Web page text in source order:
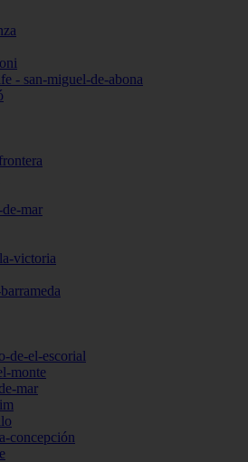
- san-miguel-de-abona
mar
victoria
de-el-escorial
monte
mar
concepción